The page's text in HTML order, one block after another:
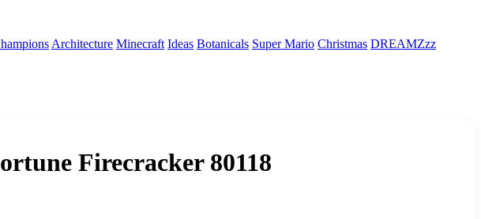
Architecture Minecraft Ideas Botanicals Super Mario Christmas DREAMZzz
Firecracker 80118